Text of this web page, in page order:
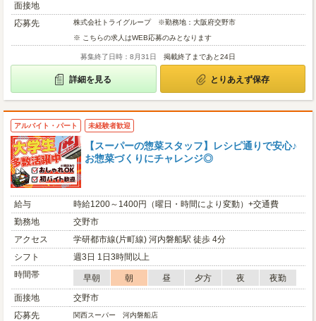
面接地
応募先
株式会社トライグループ ※勤務地：大阪府交野市
※ こちらの求人はWEB応募のみとなります
募集終了日時：8月31日 掲載終了まであと24日
詳細を見る とりあえず保存
アルバイト・パート 未経験者歓迎
【スーパーの惣菜スタッフ】レシピ通りで安心♪
お惣菜づくりにチャレンジ◎
給与
時給1200～1400円（曜日・時間により変動）+交通費
勤務地
交野市
アクセス
学研都市線(片町線) 河内磐船駅 徒歩 4分
シフト
週3日 1日3時間以上
時間帯
早朝 朝 昼 夕方 夜
夜勤
面接地
交野市
応募先
関西スーパー 河内磐船店